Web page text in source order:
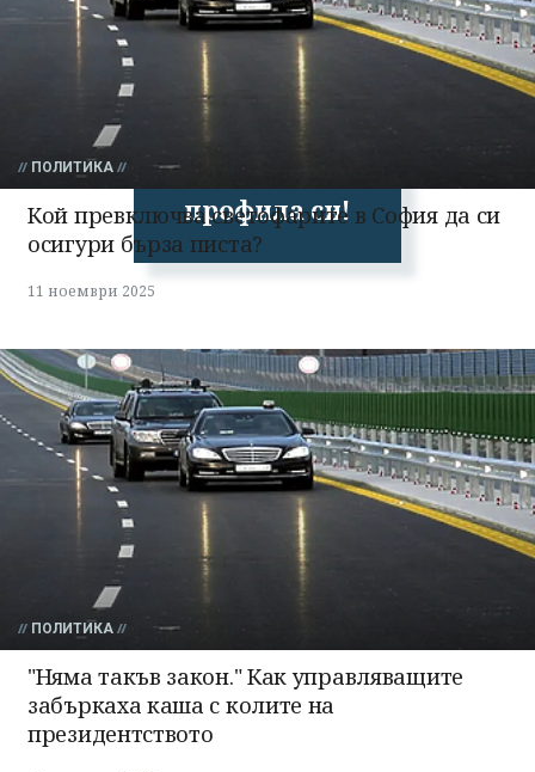
Успешно
профила си!
ПОЛИТИКА
Кой превключва светофарите в София да си
осигури бърза писта?
11 ноември 2025
ПОЛИТИКА
"Няма такъв закон." Как управляващите
забъркаха каша с колите на
президентството